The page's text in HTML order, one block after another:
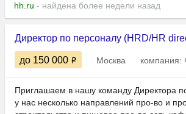
hh.ru - найдена более недели назад
Директор по персоналу (HRD/HR
до 150 000 Москва компания:
Приглашаем в нашу команду Директора
у нас несколько направлений про-во и